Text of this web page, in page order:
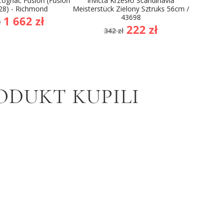
- Richmond
Cena
1 662 zł
Meisterstück Zielony Sztruks 56cm /
43698
Cena
podstawowa
342 zł Cena
222 zł
KUPILI